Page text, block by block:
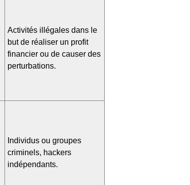
Activités illégales dans le
but de réaliser un profit
financier ou de causer des
perturbations.
Individus ou groupes
criminels, hackers
indépendants.